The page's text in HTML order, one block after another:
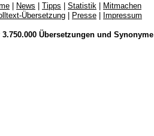
News Tipps Statistik
Mitmachen
Übersetzung
Presse Impressum
3.750.000 Übersetzungenund Synonyme